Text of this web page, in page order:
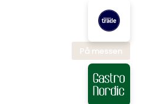
På messen